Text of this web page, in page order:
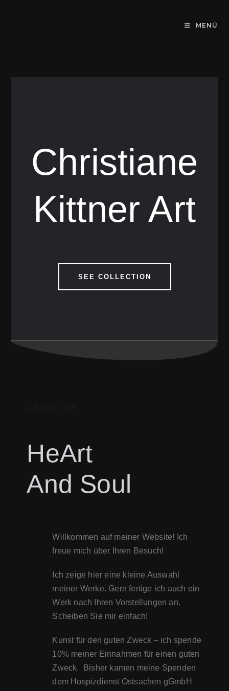
MENÜ
Christiane
Kittner Art
SEE COLLECTION
HeArt
And Soul
Willkommen auf meiner Website! Ich
freue mich über Ihren Besuch!
Ich zeige hier eine kleine Auswahl
meiner Werke. Gern fertige ich auch ein
Werk nach Ihren Vorstellungen an.
Scheiben Sie mir einfach!
Kunst für den guten Zweck – ich spende
10% meiner Einnahmen für einen guten
Zweck. Bisher kamen meine Spenden
dem Hospizdienst Ostsachen gGmbH